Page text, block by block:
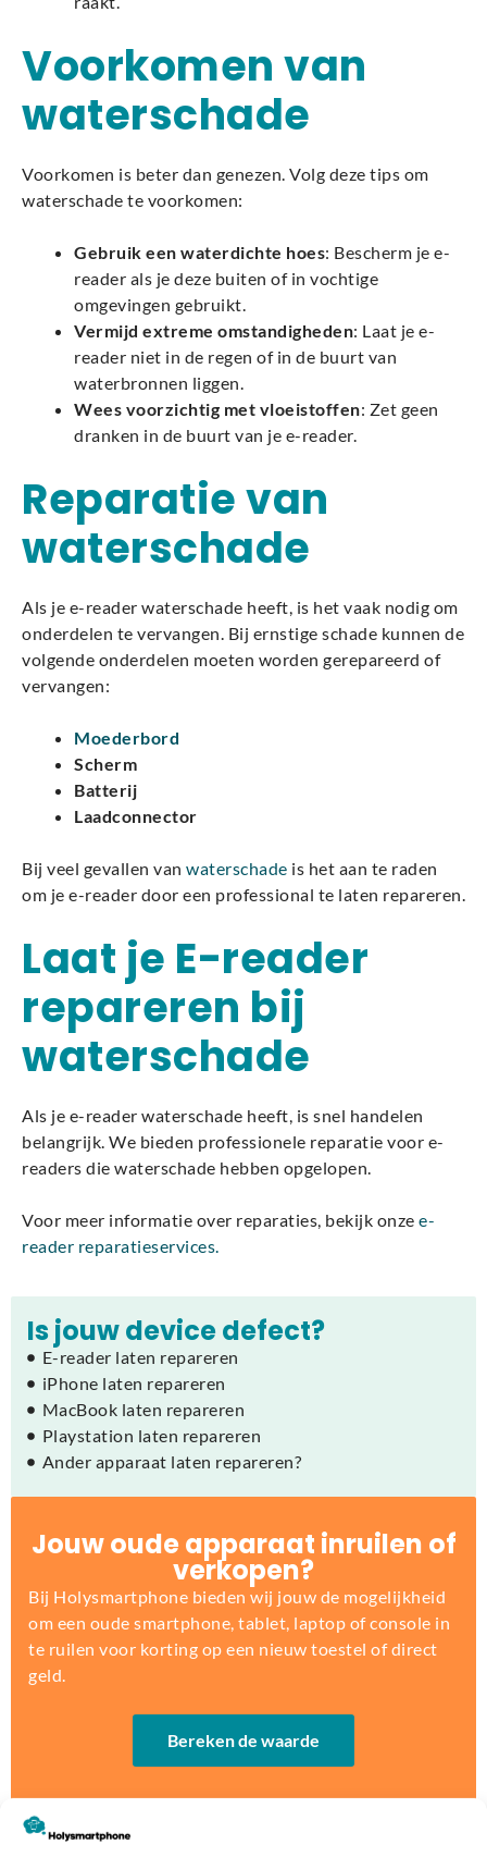
Voorkomen van
waterschade
Voorkomen is beter dan genezen. Volg deze tips om
waterschade te voorkomen:
Gebruik een waterdichte hoes: Bescherm je e-
reader als je deze buiten of in vochtige
omgevingen gebruikt.
Vermijd extreme omstandigheden: Laat je e-
reader niet in de regen of in de buurt van
waterbronnen liggen.
Wees voorzichtig met vloeistoffen: Zet geen
dranken in de buurt van je e-reader.
Reparatie van
waterschade
Als je e-reader waterschade heeft, is het vaak nodig om
onderdelen te vervangen. Bij ernstige schade kunnen de
volgende onderdelen moeten worden gerepareerd of
vervangen:
Moederbord
Scherm
Batterij
Laadconnector
Bij veel gevallen van waterschade is het aan te raden
om je e-reader door een professional te laten repareren.
Laat je E-reader
repareren bij
waterschade
Als je e-reader waterschade heeft, is snel handelen
belangrijk. We bieden professionele reparatie voor e-
readers die waterschade hebben opgelopen.
Voor meer informatie over reparaties, bekijk onze e-
reader reparatieservices.
Is jouw device defect?
E-reader laten repareren
iPhone laten repareren
MacBook laten repareren
Playstation laten repareren
Ander apparaat laten repareren?
Jouw oude apparaat inruilen of
verkopen?
Bij Holysmartphone bieden wij jouw de mogelijkheid
om een oude smartphone, tablet, laptop of console in
te ruilen voor korting op een nieuw toestel of direct
geld.
Bereken de waarde
Op zoek naar nieuw device?